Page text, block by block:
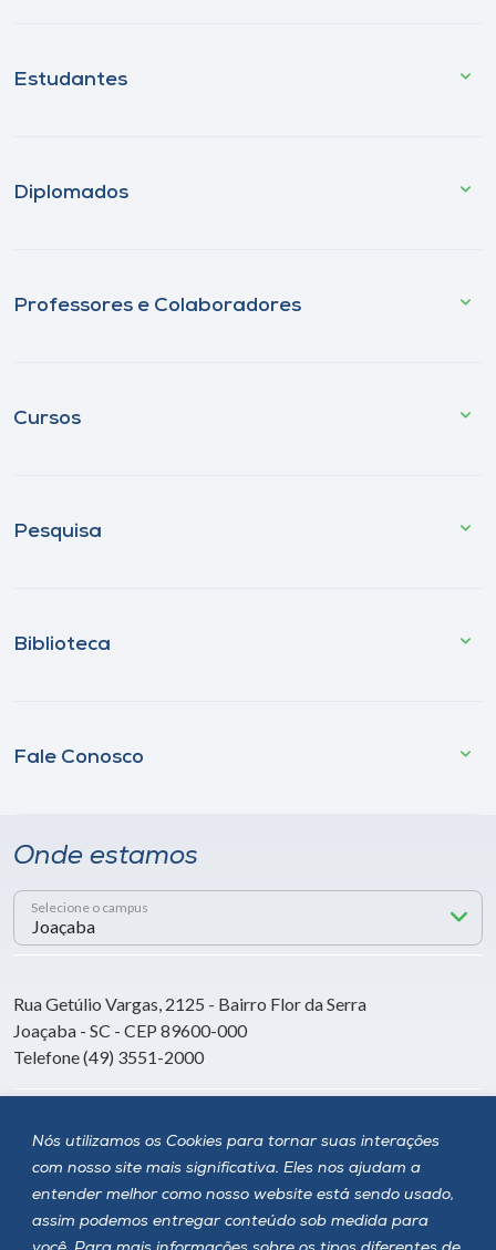
Nós utilizamos os Cookies para tornar suas interações
com nosso site mais significativa. Eles nos ajudam a
entender melhor como nosso website está sendo usado,
assim podemos entregar conteúdo sob medida para
Estudantes
Diplomados
Professores e Colaboradores
Cursos
Pesquisa
Biblioteca
Fale Conosco
Onde estamos
Selecione o campus
Rua Getúlio Vargas, 2125 - Bairro Flor da Serra
Joaçaba - SC - CEP 89600-000
Telefone (49) 3551-2000
Siga a Unoesc